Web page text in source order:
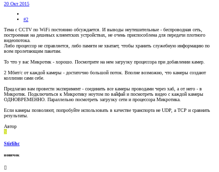
20 Окт 2015
#2
Тема с CCTV по WiFi постоянно обсуждается. И выводы неутешительные - беспроводная сеть,
построенная на дешевых клиентских устройствах, не очень приспособлена для передачи плотного
видеопотока.
Либо процессор не справляется, либо памяти не хватает, чтобы хранить служебную информацию по
всем пролетающим пакетам.
То что у вас Микротик - хорошо. Посмотрите на нем загрузку процессора при добавлении камер.
2 Мбит/с от каждой камеры - достаточно большой поток. Вполне возможно, что камеры создают
коллизии сами себе.
Предлагаю вам провести эксперимент - соединить все камеры проводами через хаб, а от него - в
Микротик. Подключиться к Микротику ноутом по вайфай и посмотреть видео с каждой камеры
ОДНОВРЕМЕННО. Параллельно посмотреть загрузку сети и процессора Микротика.
Если камеры позволяют, попробуйте использовать в качестве транспорта не UDP, a TCP и сравнить
результаты.
Автор
S
Stirlihc
новичок